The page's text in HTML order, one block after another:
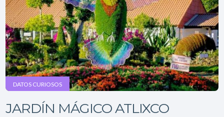
DATOS CURIOSOS
JARDÍN MÁGICO ATLIXCO